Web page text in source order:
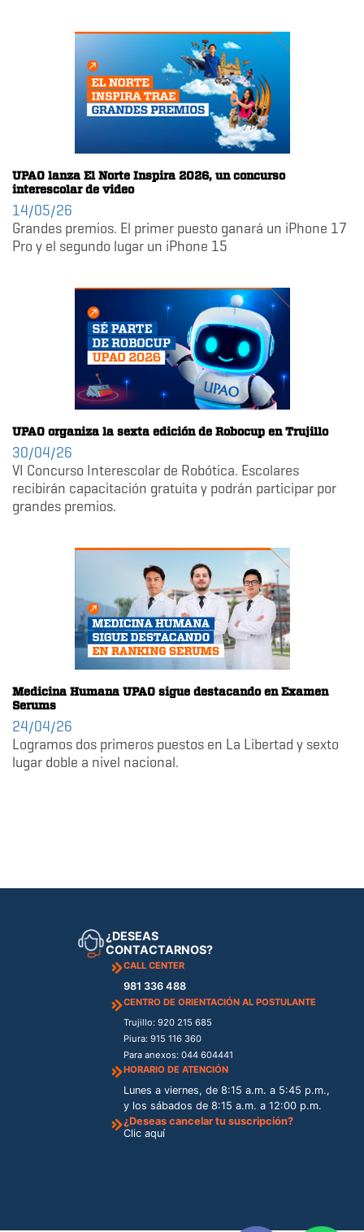
UPAO lanza El Norte Inspira 2026, un concurso
interescolar de video
14/05/26
Grandes premios. El primer puesto ganará un iPhone 17
Pro y el segundo lugar un iPhone 15
UPAO organiza la sexta edición de Robocup en Trujillo
30/04/26
VI Concurso Interescolar de Robótica. Escolares
recibirán capacitación gratuita y podrán participar por
grandes premios.
Medicina Humana UPAO sigue destacando en Examen
Serums
24/04/26
Logramos dos primeros puestos en La Libertad y sexto
lugar doble a nivel nacional.